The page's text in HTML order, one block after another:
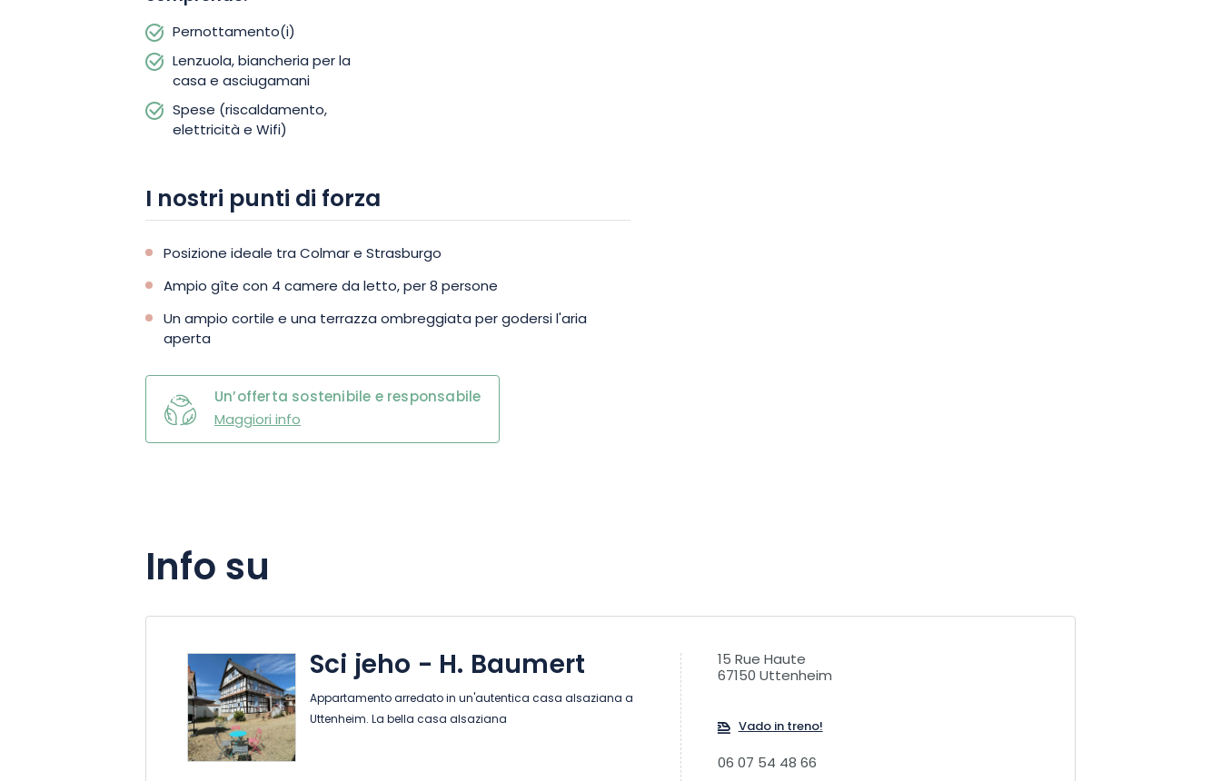
Pernottamento(i)
Lenzuola, biancheria per la
casa e asciugamani
Spese (riscaldamento,
elettricità e Wifi)
I nostri punti di forza
Posizione ideale tra Colmar e Strasburgo
Ampio gîte con 4 camere da letto, per 8 persone
Un ampio cortile e una terrazza ombreggiata per godersi l'aria
aperta
Un’offerta sostenibile e responsabile
Maggiori info
Info su
Sci jeho - H. Baumert
Appartamento arredato in un'autentica casa alsaziana a
Uttenheim. La bella casa alsaziana
15 Rue Haute
67150 Uttenheim
Vado in treno!
06 07 54 48 66